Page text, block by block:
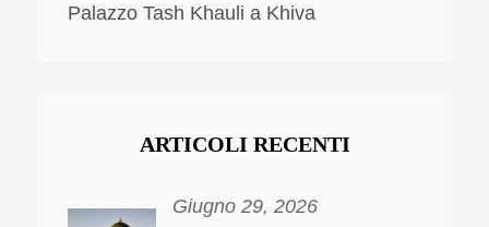
Palazzo Tash Khauli a Khiva
ARTICOLI RECENTI
Giugno 29, 2026